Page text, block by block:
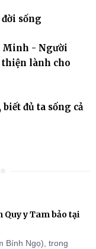
sống
Minh - Người
lành cho
đủ ta sống cả
y Tam bảo tại
Bính Ngọ), trong